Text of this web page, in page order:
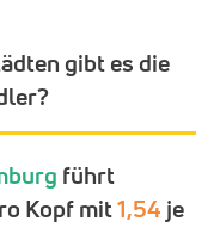
gibt es die
führt
Kopf mit1,54 je